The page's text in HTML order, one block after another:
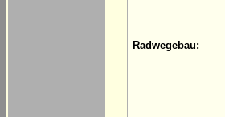
Radwegebau: